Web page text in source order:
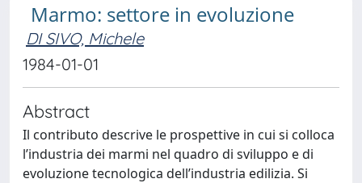
Marmo: settore in evoluzione
DI SIVO, Michele
1984-01-01
Abstract
Il contributo descrive le prospettive in cui si colloca
l’industria dei marmi nel quadro di sviluppo e di
evoluzione tecnologica dell’industria edilizia. Si